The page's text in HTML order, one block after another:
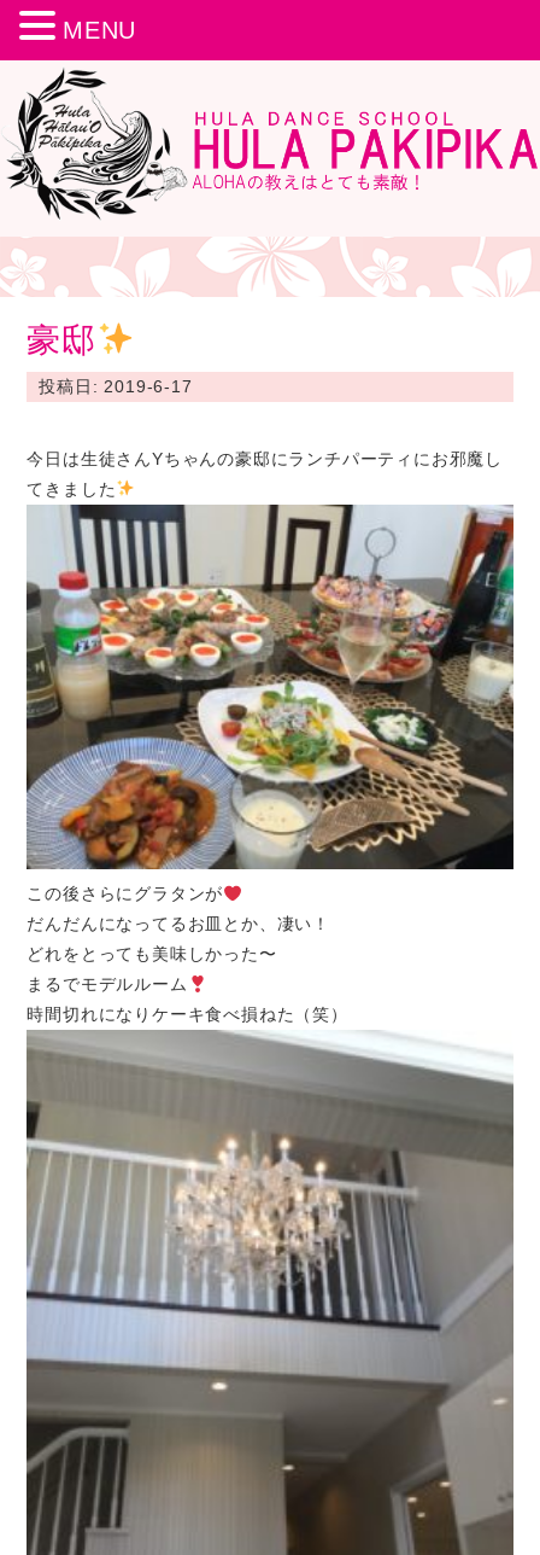
豪邸
投稿日: 2019-6-17
今日は生徒さんYちゃんの豪邸にランチパーティにお邪魔し
てきました
この後さらにグラタンが
だんだんになってるお皿とか、凄い！
どれをとっても美味しかった〜
まるでモデルルーム
時間切れになりケーキ食べ損ねた（笑）
MENU